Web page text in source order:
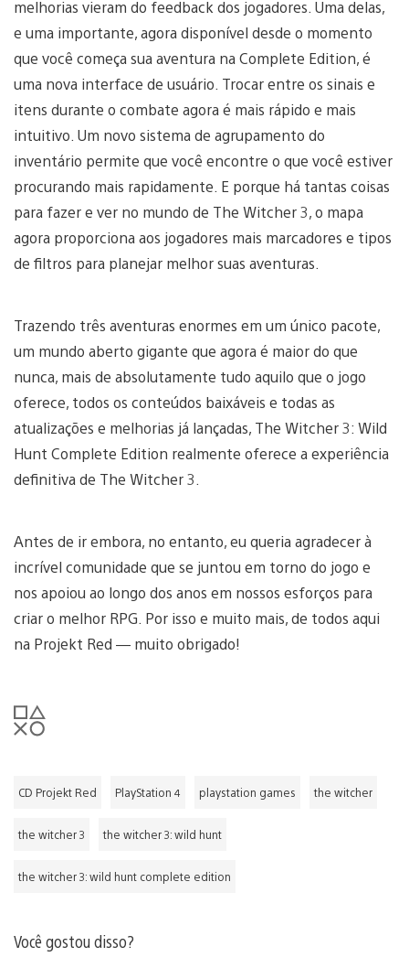
melhorias vieram do feedback dos jogadores. Uma delas,
e uma importante, agora disponível desde o momento
que você começa sua aventura na Complete Edition, é
uma nova interface de usuário. Trocar entre os sinais e
itens durante o combate agora é mais rápido e mais
intuitivo. Um novo sistema de agrupamento do
inventário permite que você encontre o que você estiver
procurando mais rapidamente. E porque há tantas coisas
para fazer e ver no mundo de The Witcher 3, o mapa
agora proporciona aos jogadores mais marcadores e tipos
de filtros para planejar melhor suas aventuras.
Trazendo três aventuras enormes em um único pacote,
um mundo aberto gigante que agora é maior do que
nunca, mais de absolutamente tudo aquilo que o jogo
oferece, todos os conteúdos baixáveis e todas as
atualizações e melhorias já lançadas, The Witcher 3: Wild
Hunt Complete Edition realmente oferece a experiência
definitiva de The Witcher 3.
Antes de ir embora, no entanto, eu queria agradecer à
incrível comunidade que se juntou em torno do jogo e
nos apoiou ao longo dos anos em nossos esforços para
criar o melhor RPG. Por isso e muito mais, de todos aqui
na Projekt Red — muito obrigado!
CD Projekt Red PlayStation 4 playstation games the witcher
the witcher 3 the witcher 3: wild hunt
the witcher 3: wild hunt complete edition
Você gostou disso?